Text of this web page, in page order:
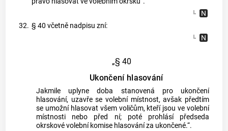
32. § 40 včetně nadpisu zní:
„§ 40
Ukončení hlasování
Jakmile uplyne doba stanovená pro ukončení
hlasování, uzavře se volební místnost, avšak předtím
se umožní hlasovat všem voličům, kteří jsou ve volební
místnosti nebo před ní; poté prohlásí předseda
okrskové volební komise hlasování za ukončené.“.